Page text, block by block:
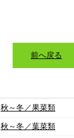
前へ戻る
秋～冬／果菜類
秋～冬／葉菜類